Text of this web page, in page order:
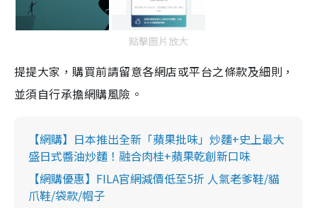
點擊圖片放大
提提大家，購買前請留意各網店或平台之條款及細則，
並須自行承擔網購風險。
【網購】日本推出全新「蘋果批味」炒麵+史上最大
盛日式醬油炒麵！融合肉桂+蘋果乾創新口味
【網購優惠】FILA官網減價低至5折 人氣老爹鞋/貓
爪鞋/袋款/帽子